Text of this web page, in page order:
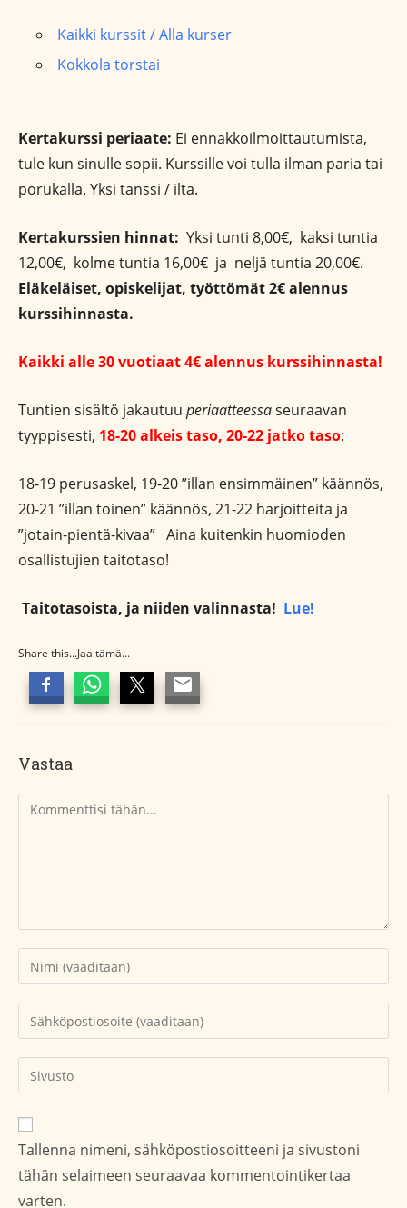
Kaikki kurssit / Alla kurser
Kokkola torstai
Kertakurssi periaate: Ei ennakkoilmoittautumista,
tule kun sinulle sopii. Kurssille voi tulla ilman paria tai
porukalla. Yksi tanssi / ilta.
Kertakurssien hinnat: Yksi tunti 8,00€, kaksi tuntia
12,00€, kolme tuntia 16,00€ ja neljä tuntia 20,00€.
Eläkeläiset, opiskelijat, työttömät 2€ alennus
kurssihinnasta.
Kaikki alle 30 vuotiaat 4€ alennus kurssihinnasta!
Tuntien sisältö jakautuu periaatteessaseuraavan
tyyppisesti, 18-20 alkeis taso, 20-22 jatko taso:
18-19 perusaskel, 19-20 ”illan ensimmäinen” käännös,
20-21 ”illan toinen” käännös, 21-22 harjoitteita ja
”jotain-pientä-kivaa” Aina kuitenkin huomioden
osallistujien taitotaso!
Taitotasoista, ja niiden valinnasta! Lue!
Share this...Jaa tämä...
Vastaa
Kommentti
Kirjoita
nimesi
tai
käyttäjätunnuksesi
Kirjoita
sähköpostiosoitteesi
kommentoidaksesi
Kirjoita
sivustosi
verkko-
osoite/URL
(valinnainen)
Tallenna nimeni, sähköpostiosoitteeni ja sivustoni
tähän selaimeen seuraavaa kommentointikertaa
varten.